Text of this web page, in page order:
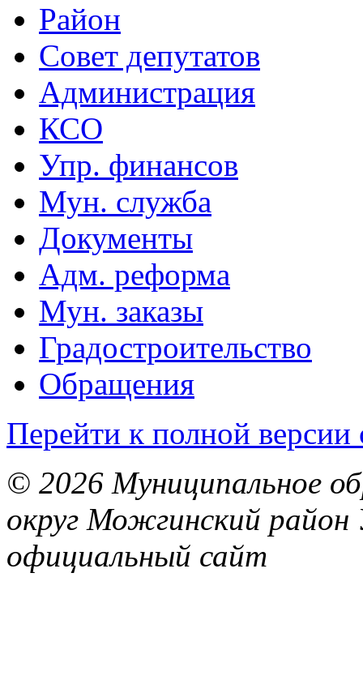
Район
Совет депутатов
Администрация
КСО
Упр. финансов
Мун. служба
Документы
Адм. реформа
Мун. заказы
Градостроительство
Обращения
Перейти к полной версии
© 2026 Муниципальное
округ Можгинский район
официальный сайт